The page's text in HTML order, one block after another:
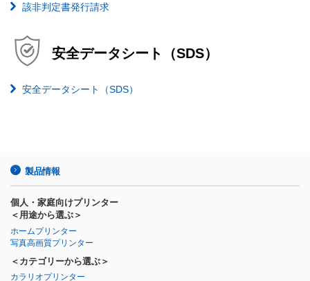
該非判定書発行請求
安全データシート（SDS）
安全データシート（SDS）
製品情報
個人・家庭向けプリンター
＜用途から選ぶ＞
ホームプリンター
写真高画質プリンター
＜カテゴリーから選ぶ＞
カラリオプリンター